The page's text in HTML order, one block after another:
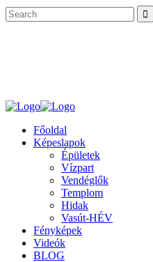
Főoldal
Képeslapok
Épületek
Vízpart
Vendéglők
Templom
Hidak
Vasút-HÉV
Fényképek
Videók
BLOG